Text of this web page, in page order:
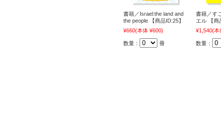
書籍／Israel:the land and
the people 【商品ID:25】
¥660(本体 ¥600)
数量： 冊
書籍／す
エル 【商
¥1,540(本
数量：